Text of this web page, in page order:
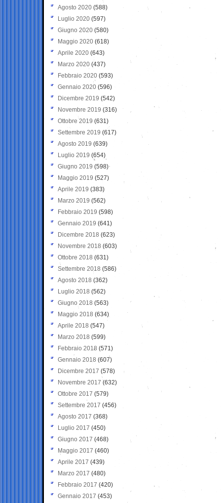
Agosto 2020 (588)
Luglio 2020 (597)
Giugno 2020 (580)
Maggio 2020 (618)
Aprile 2020 (643)
Marzo 2020 (437)
Febbraio 2020 (593)
Gennaio 2020 (596)
Dicembre 2019 (542)
Novembre 2019 (316)
Ottobre 2019 (631)
Settembre 2019 (617)
Agosto 2019 (639)
Luglio 2019 (654)
Giugno 2019 (598)
Maggio 2019 (527)
Aprile 2019 (383)
Marzo 2019 (562)
Febbraio 2019 (598)
Gennaio 2019 (641)
Dicembre 2018 (623)
Novembre 2018 (603)
Ottobre 2018 (631)
Settembre 2018 (586)
Agosto 2018 (362)
Luglio 2018 (562)
Giugno 2018 (563)
Maggio 2018 (634)
Aprile 2018 (547)
Marzo 2018 (599)
Febbraio 2018 (571)
Gennaio 2018 (607)
Dicembre 2017 (578)
Novembre 2017 (632)
Ottobre 2017 (579)
Settembre 2017 (456)
Agosto 2017 (368)
Luglio 2017 (450)
Giugno 2017 (468)
Maggio 2017 (460)
Aprile 2017 (439)
Marzo 2017 (480)
Febbraio 2017 (420)
Gennaio 2017 (453)